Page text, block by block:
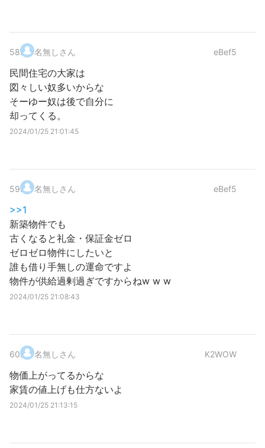
58. 名無しさん eBef5
民間住宅の大家は
図々しい奴多いからな
そーゆー奴は後で自分に
却ってくる。
2024/01/25 21:01:45
59. 名無しさん eBef5
>>1
新築物件でも
古くなると礼金・保証金ゼロ
ゼロゼロ物件にしたいと
誰も借り手無しの運命ですよ
物件が供給過剰過ぎですからねw w w
2024/01/25 21:08:43
60. 名無しさん K2WOW
物価上がってるからな
家賃の値上げも仕方ないよ
2024/01/25 21:13:15